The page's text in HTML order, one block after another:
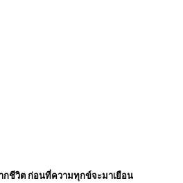
ชีวิต ก่อนที่ความทุกข์จะมาเยือน